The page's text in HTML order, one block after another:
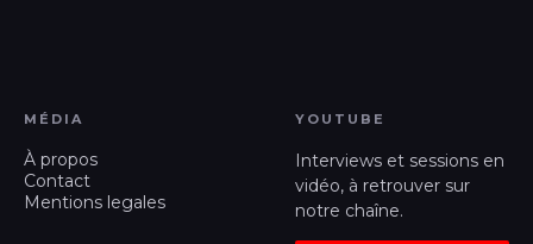
MÉDIA
À propos
Contact
Mentions legales
YOUTUBE
Interviews et sessions en
vidéo, à retrouver sur
notre chaîne.